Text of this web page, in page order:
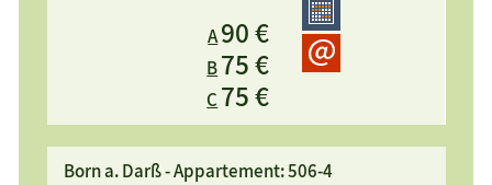
Obergeschoss in sehr ruhiger Lage mit großer
Sonnenterrasse, kleinem Balkon und herrlichem
Boddenblick, Komfortküche, Nichtraucher,
Grillplatz, direkter Zugang zur Badebrücke 150m, W-
LAN kos
A90 €
B75 €
C 75 €
Born a. Darß - Appartement: 506-4